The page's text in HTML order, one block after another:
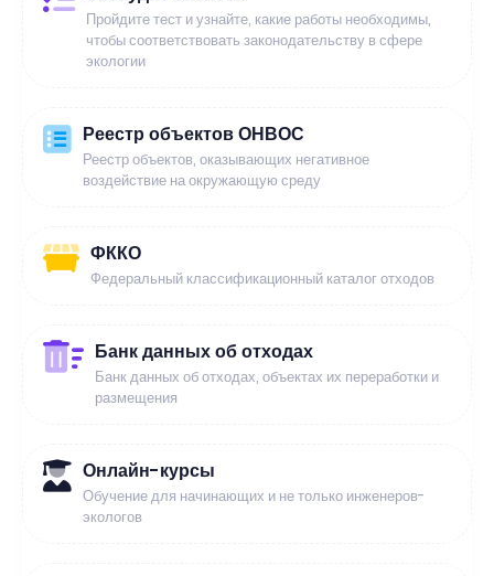
Пройдите тест и узнайте, какие работы необходимы,
чтобы соответствовать законодательству в сфере
экологии
Реестр объектов ОНВОС
Реестр объектов, оказывающих негативное
воздействие на окружающую среду
ФККО
Федеральный классификационный каталог отходов
Банк данных об отходах
Банк данных об отходах, объектах их переработки и
размещения
Онлайн-курсы
Обучение для начинающих и не только инженеров-
экологов